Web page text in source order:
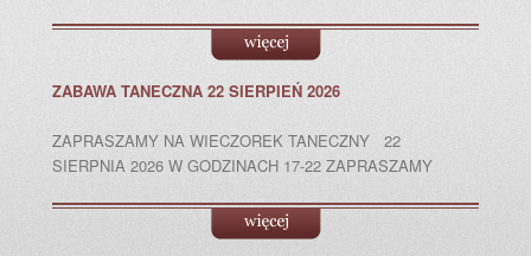
ZABAWA TANECZNA 22 SIERPIEŃ 2026
ZAPRASZAMY NA WIECZOREK TANECZNY 22
SIERPNIA 2026 W GODZINACH 17-22 ZAPRASZAMY